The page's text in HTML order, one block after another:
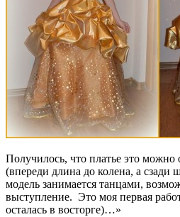
Получилось, что платье это
(впереди длина до колена, а сзади
модель занимается танцами,
выступление. Это моя первая
осталась в восторге)…»